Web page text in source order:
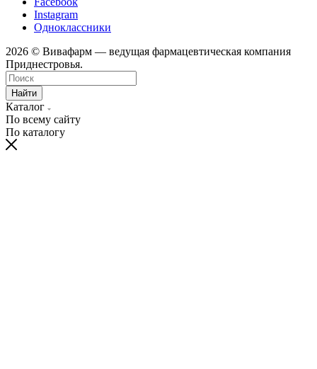
Instagram
Одноклассники
2026 © Вивафарм — ведущая фармацевтическая компания
Приднестровья.
Найти
Каталог
По всему сайту
По каталогу